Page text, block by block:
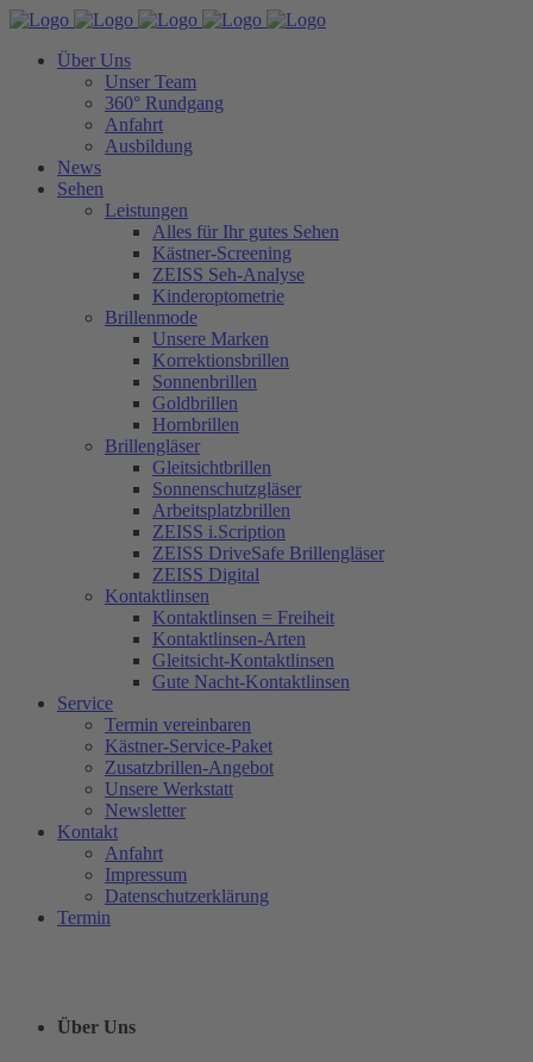
Über Uns
Unser Team
360° Rundgang
Anfahrt
Ausbildung
News
Sehen
Leistungen
Alles für Ihr gutes Sehen
Kästner-Screening
ZEISS Seh-Analyse
Kinderoptometrie
Brillenmode
Unsere Marken
Korrektionsbrillen
Sonnenbrillen
Goldbrillen
Hornbrillen
Brillengläser
Gleitsichtbrillen
Sonnenschutzgläser
Arbeitsplatzbrillen
ZEISS i.Scription
ZEISS DriveSafe Brillengläser
ZEISS Digital
Kontaktlinsen
Kontaktlinsen = Freiheit
Kontaktlinsen-Arten
Gleitsicht-Kontaktlinsen
Gute Nacht-Kontaktlinsen
Service
Termin vereinbaren
Kästner-Service-Paket
Zusatzbrillen-Angebot
Unsere Werkstatt
Newsletter
Kontakt
Anfahrt
Impressum
Datenschutzerklärung
Termin
Über Uns